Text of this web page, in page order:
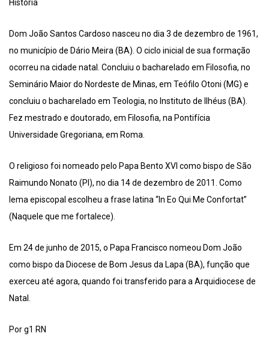
História
Dom João Santos Cardoso nasceu no dia 3 de dezembro de 1961,
no município de Dário Meira (BA). O ciclo inicial de sua formação
ocorreu na cidade natal. Concluiu o bacharelado em Filosofia, no
Seminário Maior do Nordeste de Minas, em Teófilo Otoni (MG) e
concluiu o bacharelado em Teologia, no Instituto de Ilhéus (BA).
Fez mestrado e doutorado, em Filosofia, na Pontifícia
Universidade Gregoriana, em Roma.
O religioso foi nomeado pelo Papa Bento XVI como bispo de São
Raimundo Nonato (PI), no dia 14 de dezembro de 2011. Como
lema episcopal escolheu a frase latina “In Eo Qui Me Confortat”
(Naquele que me fortalece).
Em 24 de junho de 2015, o Papa Francisco nomeou Dom João
como bispo da Diocese de Bom Jesus da Lapa (BA), função que
exerceu até agora, quando foi transferido para a Arquidiocese de
Natal.
Por g1 RN